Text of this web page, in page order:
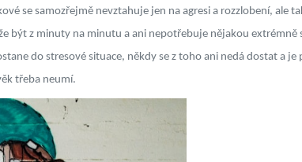
se samozřejmě nevztahuje jen na agresi a rozzlobení, ale
být z minuty na minutu a ani nepotřebuje nějakou extrémně
do stresové situace, někdy se z toho ani nedá dostat a
třeba neumí.